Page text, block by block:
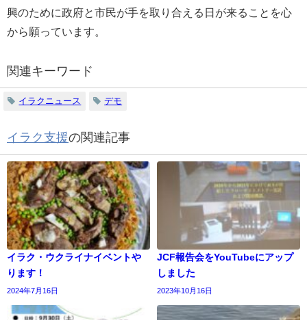
興のために政府と市民が手を取り合える日が来ることを心
から願っています。
関連キーワード
イラクニュース デモ
イラク支援の関連記事
イラク・ウクライナイベントや
ります！
2024年7月16日
JCF報告会をYouTubeにアップ
しました
2023年10月16日